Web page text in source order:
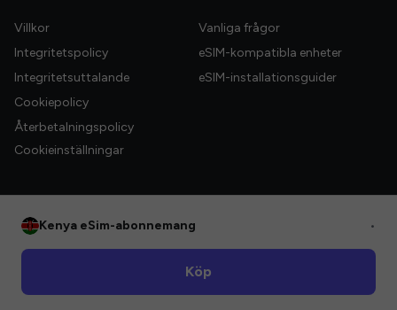
Villkor
Integritetspolicy
Integritetsuttalande
Cookiepolicy
Återbetalningspolicy
Cookieinställningar
Vanliga frågor
eSIM-kompatibla enheter
eSIM-installationsguider
Kenya eSim-abonnemang •
Köp